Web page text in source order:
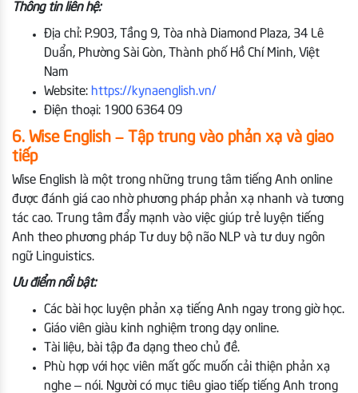
Thông tin liên hệ:
Địa chỉ: P.903, Tầng 9, Tòa nhà Diamond Plaza, 34 Lê
Duẩn, Phường Sài Gòn, Thành phố Hồ Chí Minh, Việt
Nam
Website: https://kynaenglish.vn/
Điện thoại: 1900 6364 09
6. Wise English – Tập trung vào phản xạ và giao
tiếp
Wise English là một trong những trung tâm tiếng Anh online
được đánh giá cao nhờ phương pháp phản xạ nhanh và tương
tác cao. Trung tâm đẩy mạnh vào việc giúp trẻ luyện tiếng
Anh theo phương pháp Tư duy bộ não NLP và tư duy ngôn
ngữ Linguistics.
Ưu điểm nổi bật:
Các bài học luyện phản xạ tiếng Anh ngay trong giờ học.
Giáo viên giàu kinh nghiệm trong dạy online.
Tài liệu, bài tập đa dạng theo chủ đề.
Phù hợp với học viên mất gốc muốn cải thiện phản xạ
nghe – nói. Người có mục tiêu giao tiếp tiếng Anh trong